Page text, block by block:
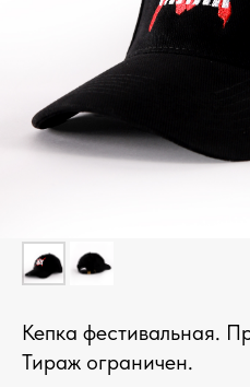
Кепка фестивальная.
Тираж ограничен.